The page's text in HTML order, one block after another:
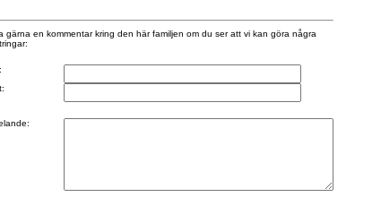
gärna en kommentar kring den här familjen om du ser att vi kan göra några